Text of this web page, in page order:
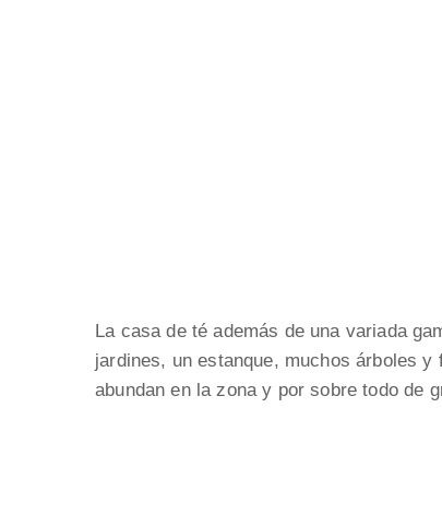
La casa de té además de una variada
jardines, un estanque, muchos árboles
abundan en la zona y por sobre todo de